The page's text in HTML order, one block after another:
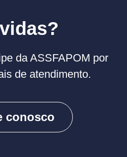
da ASSFAPOM por
de atendimento.
conosco